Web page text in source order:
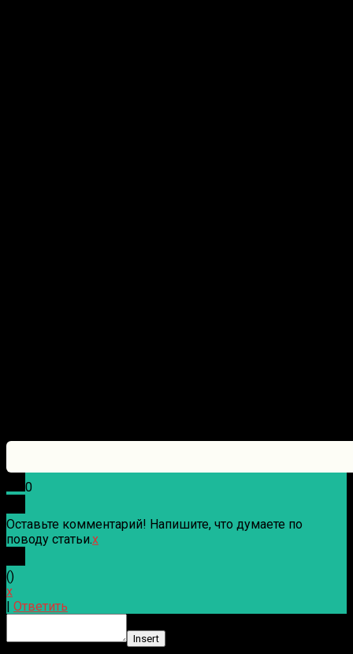
0
Оставьте комментарий! Напишите, что думаете по
поводу статьи.x
()
x
Ответить
Insert